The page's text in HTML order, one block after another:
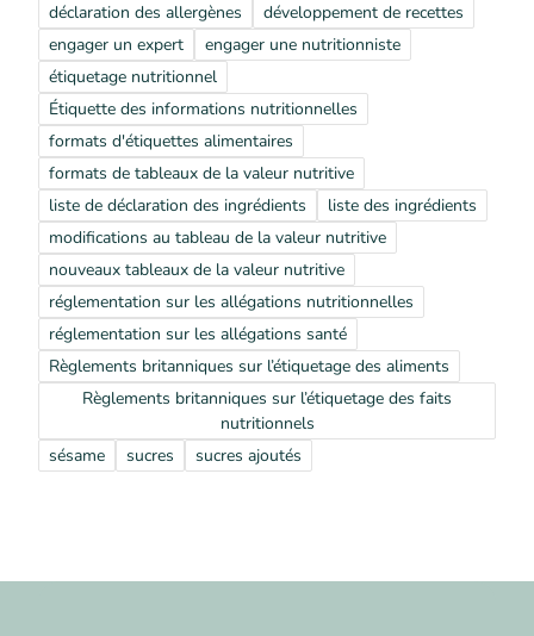
déclaration des allergènes
développement de recettes
engager un expert
engager une nutritionniste
étiquetage nutritionnel
Étiquette des informations nutritionnelles
formats d'étiquettes alimentaires
formats de tableaux de la valeur nutritive
liste de déclaration des ingrédients
liste des ingrédients
modifications au tableau de la valeur nutritive
nouveaux tableaux de la valeur nutritive
réglementation sur les allégations nutritionnelles
réglementation sur les allégations santé
Règlements britanniques sur l’étiquetage des aliments
Règlements britanniques sur l’étiquetage des faits
nutritionnels
sésame
sucres sucres ajoutés